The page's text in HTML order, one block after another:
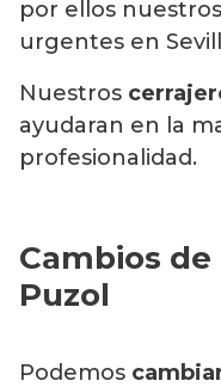
por ellos
urgentes en
Nuestros
ayudaran en la
profesionalidad.
Cambios
Puzol
Podemos